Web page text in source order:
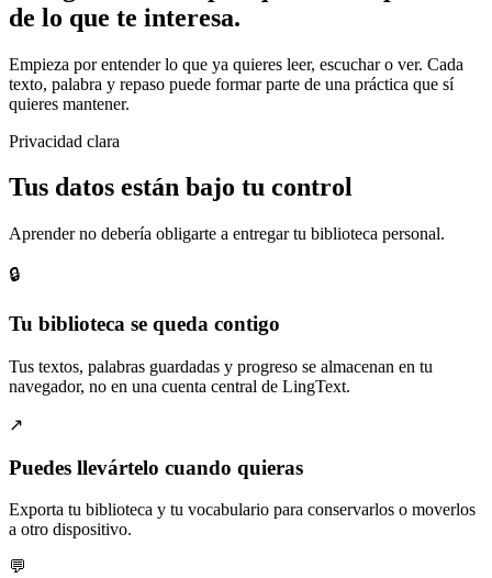
de lo que te interesa.
Empieza por entender lo que ya quieres leer, escuchar o ver. Cada
texto, palabra y repaso puede formar parte de una práctica que sí
quieres mantener.
Privacidad clara
Tus datos están bajo tu control
Aprender no debería obligarte a entregar tu biblioteca personal.
🔒
Tu biblioteca se queda contigo
Tus textos, palabras guardadas y progreso se almacenan en tu
navegador, no en una cuenta central de LingText.
↗️
Puedes llevártelo cuando quieras
Exporta tu biblioteca y tu vocabulario para conservarlos o moverlos
a otro dispositivo.
💬